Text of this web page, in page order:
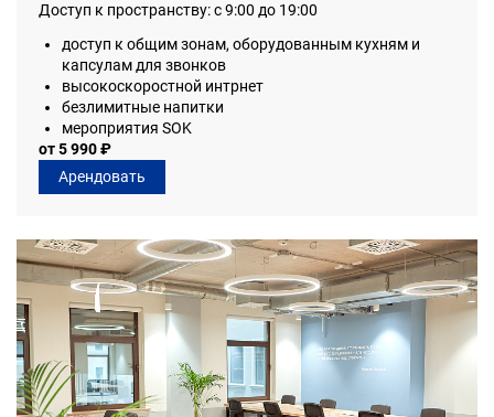
Доступ к пространству: с 9:00 до 19:00
доступ к общим зонам, оборудованным кухням и
капсулам для звонков
высокоскоростной интрнет
безлимитные напитки
мероприятия SOK
от 5 990 ₽
Арендовать